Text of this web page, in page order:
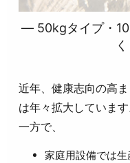
― 50kgタイプ・
近年、健康志向の高
は年々拡大しています
一方で、
家庭用設備では